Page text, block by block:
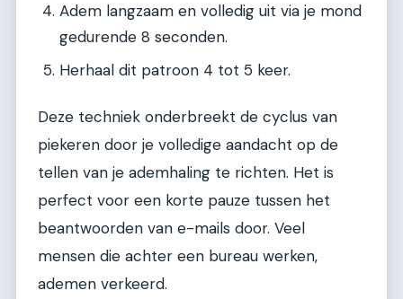
Adem langzaam en volledig uit via je mond
gedurende 8 seconden.
Herhaal dit patroon 4 tot 5 keer.
Deze techniek onderbreekt de cyclus van
piekeren door je volledige aandacht op de
tellen van je ademhaling te richten. Het is
perfect voor een korte pauze tussen het
beantwoorden van e-mails door. Veel
mensen die achter een bureau werken,
ademen verkeerd.